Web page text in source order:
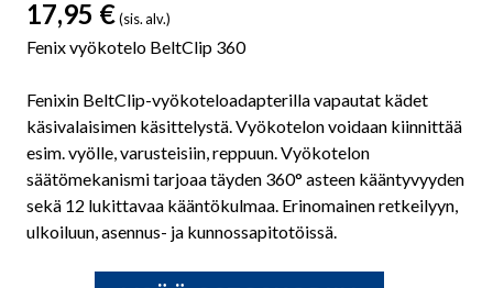
17,95 €(sis. alv.)
Fenix vyökotelo BeltClip 360
Fenixin BeltClip-vyökoteloadapterilla vapautat kädet
käsivalaisimen käsittelystä. Vyökotelon voidaan kiinnittää
esim. vyölle, varusteisiin, reppuun. Vyökotelon
säätömekanismi tarjoaa täyden 360° asteen kääntyvyyden
sekä 12 lukittavaa kääntökulmaa. Erinomainen retkeilyyn,
ulkoiluun, asennus- ja kunnossapitotöissä.